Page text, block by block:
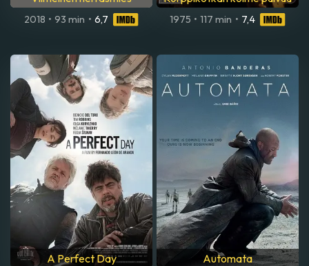
2018 • 93 min • 6,7 1975 • 117 min • 7,4
A Perfect Day Automata